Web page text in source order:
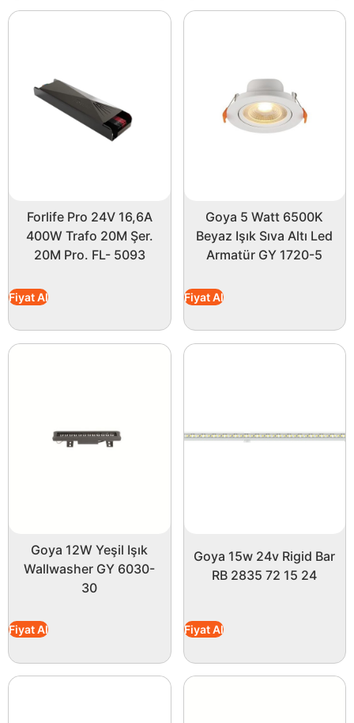
Forlife Pro 24V 16,6A
400W Trafo 20M Şer.
20M Pro. FL- 5093
Fiyat Al
Goya 5 Watt 6500K
Beyaz Işık Sıva Altı Led
Armatür GY 1720-5
Fiyat Al
Goya 12W Yeşil Işık
Wallwasher GY 6030-
30
Fiyat Al
Goya 15w 24v Rigid Bar
RB 2835 72 15 24
Fiyat Al